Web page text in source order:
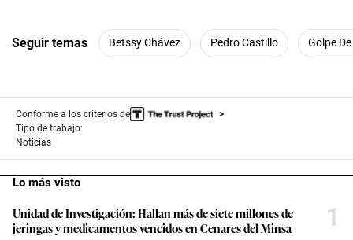
Seguir temas Betssy Chávez Pedro Castillo Golpe
Conforme a los criterios de
Tipo de trabajo:
Noticias
Lo más visto
Unidad de Investigación: Hallan más de siete millones de
jeringas y medicamentos vencidos en Cenares del Minsa
1